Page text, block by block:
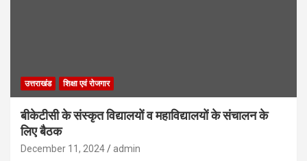
उत्तराखंड शिक्षा एवं रोजगार
बीकेटीसी के संस्कृत विद्यालयों व महाविद्यालयों के संचालन के
लिए बैठक
December 11, 2024 admin